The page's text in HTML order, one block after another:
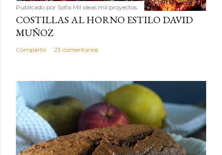
Publicado por Sofía Mil ideas mil proyectos
COSTILLAS AL HORNO ESTILO DAVID
MUÑOZ
Compartir 23 comentarios